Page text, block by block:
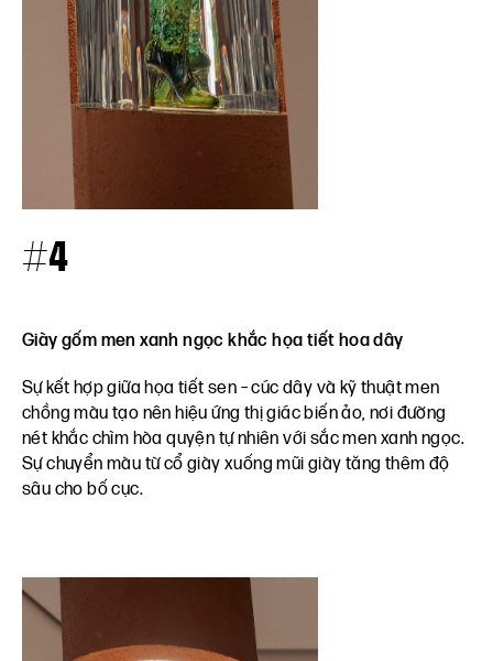
#4
Giày gốm men xanh ngọc khắc họa tiết hoa dây
Sự kết hợp giữa họa tiết sen – cúc dây và kỹ thuật men
chồng màu tạo nên hiệu ứng thị giác biến ảo, nơi đường
nét khắc chìm hòa quyện tự nhiên với sắc men xanh ngọc.
Sự chuyển màu từ cổ giày xuống mũi giày tăng thêm độ
sâu cho bố cục.